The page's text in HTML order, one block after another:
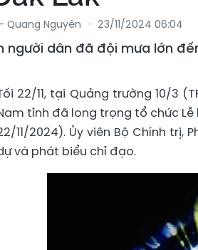
Quang Nguyên 23/11/2024 06:04
người dân đã đội mưa lớn
22/11, tại Quảng trường 10/3
tỉnh đã long trọng tổ chức Lễ
11/2024). Ủy viên Bộ Chính trị,
và phát biểu chỉ đạo.